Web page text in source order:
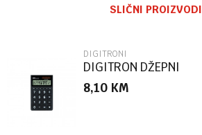
Poruka
SLIČNI PROIZVODI
DIGITRONI
DIGITRON DŽEPNI
8,10 KM